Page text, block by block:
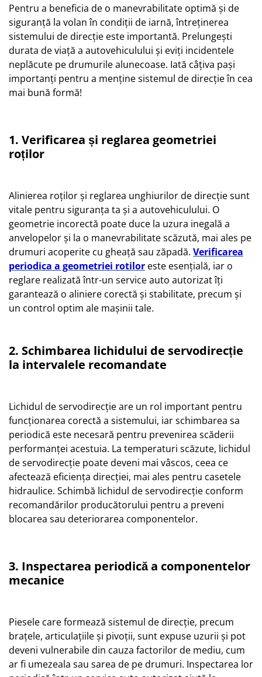
Pentru a beneficia de o manevrabilitate optimă și de
siguranță la volan în condiții de iarnă, întreținerea
sistemului de direcție este importantă. Prelungești
durata de viață a autovehiculului și eviți incidentele
neplăcute pe drumurile alunecoase. Iată câțiva pași
importanți pentru a menține sistemul de direcție în cea
mai bună formă!
1. Verificarea și reglarea geometriei
roților
Alinierea roților și reglarea unghiurilor de direcție sunt
vitale pentru siguranța ta și a autovehiculului. O
geometrie incorectă poate duce la uzura inegală a
anvelopelor și la o manevrabilitate scăzută, mai ales pe
drumuri acoperite cu gheață sau zăpadă. Verificarea
periodica a geometriei rotilor este esențială, iar o
reglare realizată într-un service auto autorizat îți
garantează o aliniere corectă și stabilitate, precum și
un control optim ale mașinii tale.
2. Schimbarea lichidului de servodirecție
la intervalele recomandate
Lichidul de servodirecție are un rol important pentru
funcționarea corectă a sistemului, iar schimbarea sa
periodică este necesară pentru prevenirea scăderii
performanței acestuia. La temperaturi scăzute, lichidul
de servodirecție poate deveni mai vâscos, ceea ce
afectează eficiența direcției, mai ales pentru casetele
hidraulice. Schimbă lichidul de servodirecție conform
recomandărilor producătorului pentru a preveni
blocarea sau deteriorarea componentelor.
3. Inspectarea periodică a componentelor
mecanice
Piesele care formează sistemul de direcție, precum
brațele, articulațiile și pivoții, sunt expuse uzurii și pot
deveni vulnerabile din cauza factorilor de mediu, cum
ar fi umezeala sau sarea de pe drumuri. Inspectarea lor